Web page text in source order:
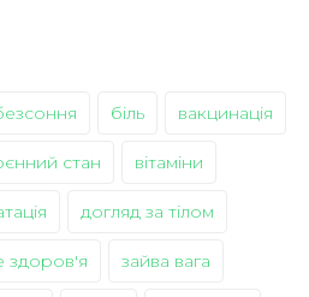
біль вакцинація
стан вітаміни
догляд за тілом
здоров'я зайва вага